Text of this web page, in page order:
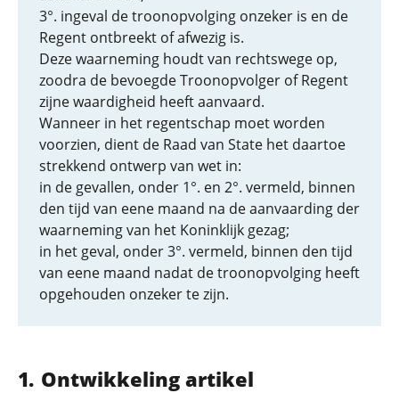
3°. ingeval de troonopvolging onzeker is en de
Regent ontbreekt of afwezig is.
Deze waarneming houdt van rechtswege op,
zoodra de bevoegde Troonopvolger of Regent
zijne waardigheid heeft aanvaard.
Wanneer in het regentschap moet worden
voorzien, dient de Raad van State het daartoe
strekkend ontwerp van wet in:
in de gevallen, onder 1°. en 2°. vermeld, binnen
den tijd van eene maand na de aanvaarding der
waarneming van het Koninklijk gezag;
in het geval, onder 3°. vermeld, binnen den tijd
van eene maand nadat de troonopvolging heeft
opgehouden onzeker te zijn.
Ontwikkeling artikel